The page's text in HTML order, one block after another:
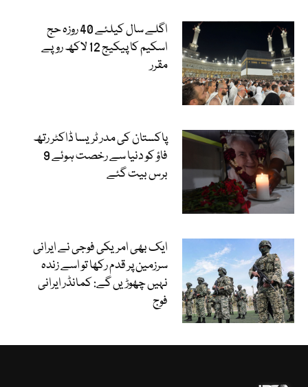
اگلے سال کیلئے 40 روزہ حج
اسکیم کا پیکیج 12 لاکھ روپے
مقرر
پاکستان کی مدر ٹریسا ڈاکٹر رتھ
فاؤ کو دنیا سے رخصت ہوئے 9
برس بیت گئے
ایک بھی امریکی فوجی نے ایرانی
سرزمین پر قدم رکھا تو اسے زندہ
نہیں چھوڑیں گے: کمانڈر ایرانی
فوج